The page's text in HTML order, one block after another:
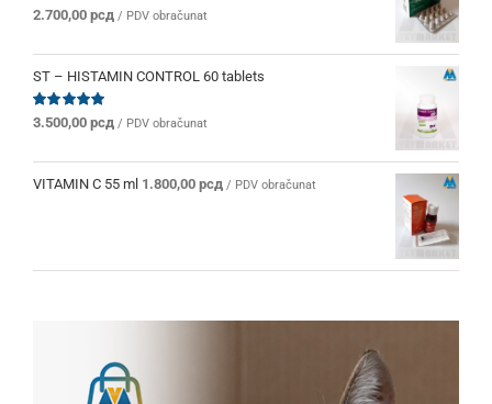
Ocenjeno
od 5
2.700,00 рсд / PDV obračunat
ST – HISTAMIN CONTROL 60 tablets
Ocenjeno
od 5
3.500,00 рсд / PDV obračunat
VITAMIN C 55 ml 1.800,00 рсд / PDV obračunat